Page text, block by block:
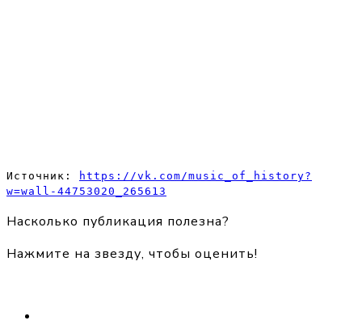
Источник:
https://vk.com/music_of_history?
w=wall-44753020_265613
Насколько публикация полезна?
Нажмите на звезду, чтобы оценить!